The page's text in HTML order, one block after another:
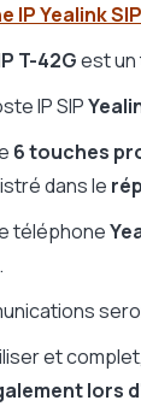
Microsoft
IP Yealink
T-42Gest un
IP SIP
6 touches
dans le
téléphone
et
lors